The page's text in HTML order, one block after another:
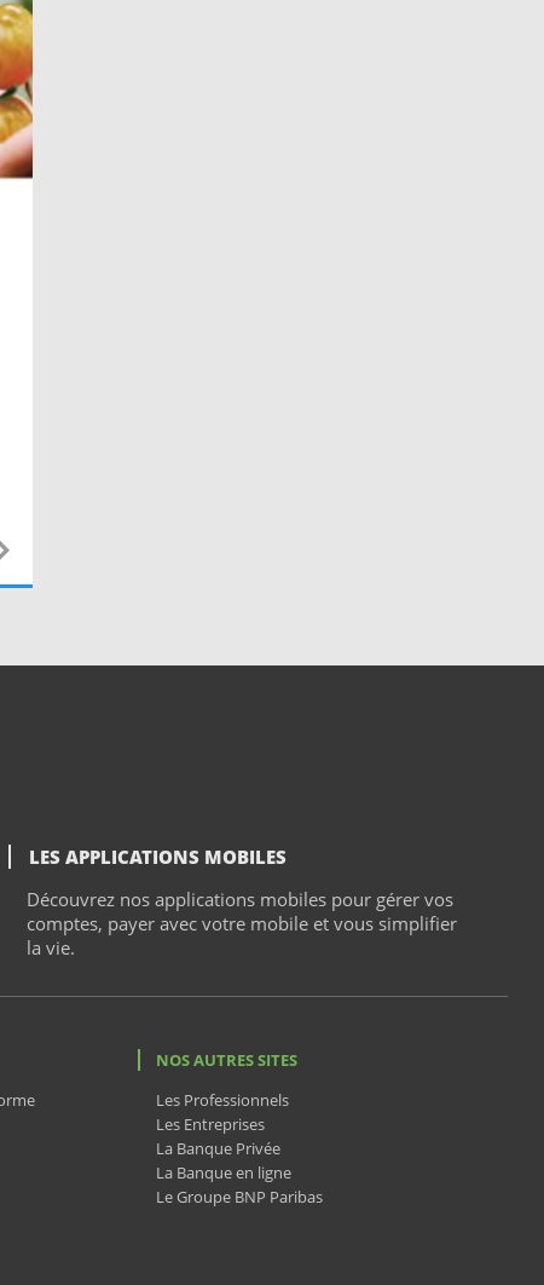
LES APPLICATIONS MOBILES
Découvrez nos applications mobiles pour gérer vos
comptes, payer avec votre mobile et vous simplifier
la vie.
NOS AUTRES SITES
Les Professionnels
Les Entreprises
La Banque Privée
La Banque en ligne
Le Groupe BNP Paribas